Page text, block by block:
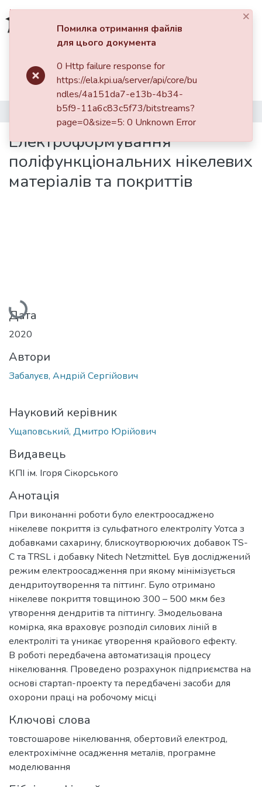
Фонди та зібрання
Пошук за критеріями
Статистика
Головна
Кафедра технології електрохімічних виробництв (ТЕХВ)
Магістерські роботи (ТЕХВ)
Електроформування поліфункціональних нікелевих матеріалів та покриттів
Електроформування
поліфункціональних нікелевих
матеріалів та покриттів
Вантажиться...
Дата
2020
Автори
Забалуєв, Андрій Сергійович
Науковий керівник
Ущаповський, Дмитро Юрійович
Видавець
КПІ ім. Ігоря Сікорського
Анотація
При виконанні роботи було електроосаджено
нікелеве покриття із сульфатного електроліту Уотса з
добавками сахарину, блискоутворюючих добавок TS-
C та TRSL і добавку Nitech Netzmittel. Був досліджений
режим електроосадження при якому мінімізується
дендритоутворення та піттинг. Було отримано
нікелеве покриття товщиною 300 – 500 мкм без
утворення дендритів та піттингу. Змодельована
комірка, яка враховує розподіл силових ліній в
електроліті та уникає утворення крайового ефекту.
В роботі передбачена автоматизація процесу
нікелювання. Проведено розрахунок підприємства на
основі стартап-проекту та передбачені засоби для
охорони праці на робочому місці
Ключові слова
товстошарове нікелювання, обертовий електрод,
електрохімічне осадження металів, програмне
моделювання
×
Помилка отримання файлів
для цього документа
0 Http failure response for
https://ela.kpi.ua/server/api/core/bu
ndles/4a151da7-e13b-4b34-
b5f9-11a6c83c5f73/bitstreams?
page=0&size=5: 0 Unknown Error